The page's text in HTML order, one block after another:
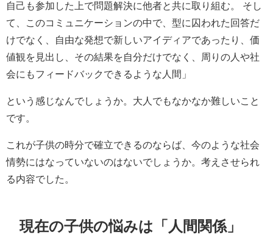
自己も参加した上で問題解決に他者と共に取り組む。 そし
て、このコミュニケーションの中で、型に囚われた回答だ
けでなく、自由な発想で新しいアイディアであったり、価
値観を見出し、その結果を自分だけでなく、周りの人や社
会にもフィードバックできるような人間」
という感じなんでしょうか。大人でもなかなか難しいこと
です。
これが子供の時分で確立できるのならば、今のような社会
情勢にはなっていないのはないでしょうか。考えさせられ
る内容でした。
現在の子供の悩みは「人間関係」